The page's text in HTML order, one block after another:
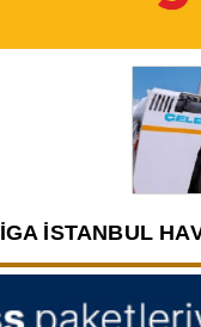
İGA İSTANBUL